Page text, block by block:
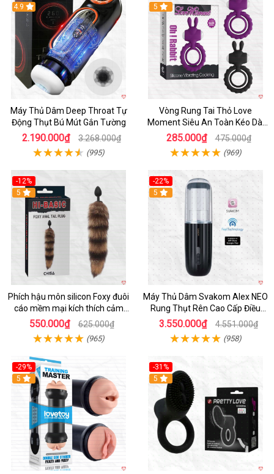
Hot
4.9
Máy Thủ Dâm Deep Throat Tự
Động Thụt Bú Mút Gắn Tường
2.190.000₫ 3.268.000₫
(995)
5
Vòng Rung Tai Thỏ Love
Moment Siêu An Toàn Kéo Dài
Thời Gian
285.000₫ 475.000₫
(969)
-12%
Hot
5
Phích hậu môn silicon Foxy đuôi
cáo mềm mại kích thích cảm
giác mới
550.000₫ 625.000₫
(965)
-22%
5
Máy Thủ Dâm Svakom Alex NEO
Rung Thụt Rên Cao Cấp Điều
Khiển App
3.550.000₫ 4.551.000₫
(958)
-29%
Hot
5
-31%
5